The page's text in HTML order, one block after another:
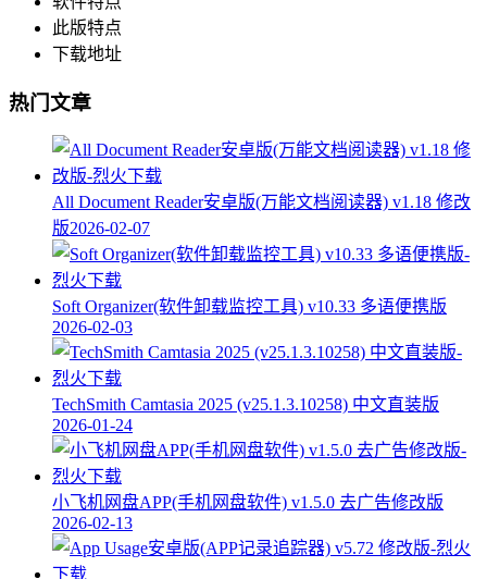
此版特点
下载地址
热门文章
All Document Reader安卓版(万能文档阅读器) v1.18 修改
版2026-02-07
Soft Organizer(软件卸载监控工具) v10.33 多语便携版
2026-02-03
TechSmith Camtasia 2025 (v25.1.3.10258) 中文直装版
2026-01-24
小飞机网盘APP(手机网盘软件) v1.5.0 去广告修改版
2026-02-13